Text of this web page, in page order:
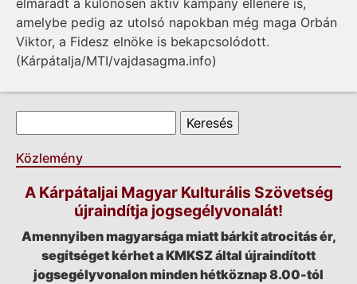
elmaradt a különösen aktív kampány ellenére is,
amelybe pedig az utolsó napokban még maga Orbán
Viktor, a Fidesz elnöke is bekapcsolódott.
(Kárpátalja/MTI/vajdasagma.info)
Keresés űrlap
Keresés
Közlemény
A Kárpátaljai Magyar Kulturális Szövetség
újraindítja jogsegélyvonalát!
Amennyiben magyarsága miatt bárkit atrocitás ér,
segítséget kérhet a KMKSZ által újraindított
jogsegélyvonalon minden hétköznap 8.00-tól